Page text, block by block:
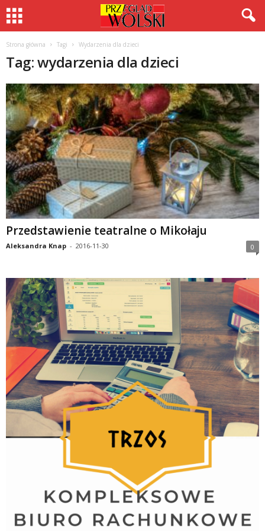
Strona główna Tagi Wydarzenia dla dzieci
Tag: wydarzenia dla dzieci
Przedstawienie teatralne o Mikołaju
Aleksandra Knap - 2016-11-30 0